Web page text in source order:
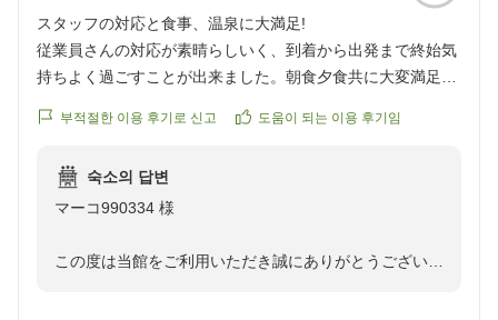
スタッフの対応と食事、温泉に大満足!
従業員さんの対応が素晴らしいく、到着から出発まで終始気
持ちよく過ごすことが出来ました。朝食夕食共に大変満足で
ます。
https://review.travel.rakuten.co.jp/hotel/voice/12602?
reviewId=33123478427473
부적절한 이용 후기로 신고 도움이 되는 이용 후기임
숙소의 답변
マーコ990334 様
この度は当館をご利用いただき誠にありがとうございま